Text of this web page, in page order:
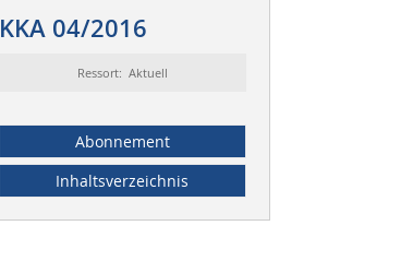
KKA 04/2016
Ressort: Aktuell
Abonnement
Inhaltsverzeichnis